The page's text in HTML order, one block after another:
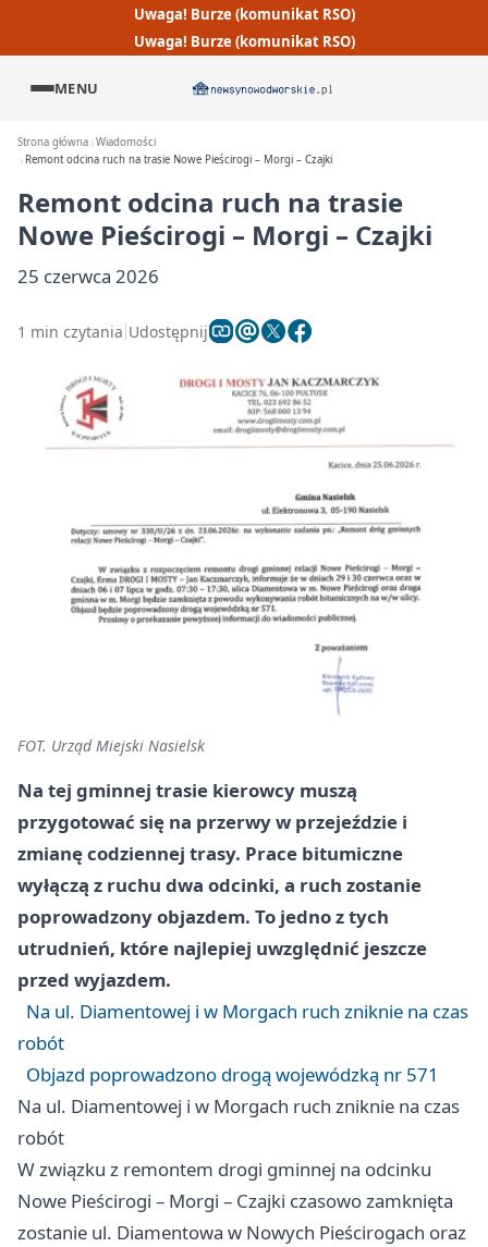
Uwaga! Burze (komunikat RSO)
Uwaga! Burze (komunikat RSO)
MENU
Strona główna Wiadomości
Remont odcina ruch na trasie Nowe Pieścirogi – Morgi – Czajki
Remont odcina ruch na trasie
Nowe Pieścirogi – Morgi – Czajki
25 czerwca 2026
1 min czytania Udostępnij
FOT. Urząd Miejski Nasielsk
Na tej gminnej trasie kierowcy muszą
przygotować się na przerwy w przejeździe i
zmianę codziennej trasy. Prace bitumiczne
wyłączą z ruchu dwa odcinki, a ruch zostanie
poprowadzony objazdem. To jedno z tych
utrudnień, które najlepiej uwzględnić jeszcze
przed wyjazdem.
Na ul. Diamentowej i w Morgach ruch zniknie na czas
robót
Objazd poprowadzono drogą wojewódzką nr 571
Na ul. Diamentowej i w Morgach ruch zniknie na czas
robót
W związku z remontem drogi gminnej na odcinku
Nowe Pieścirogi – Morgi – Czajki czasowo zamknięta
zostanie ul. Diamentowa w Nowych Pieścirogach oraz